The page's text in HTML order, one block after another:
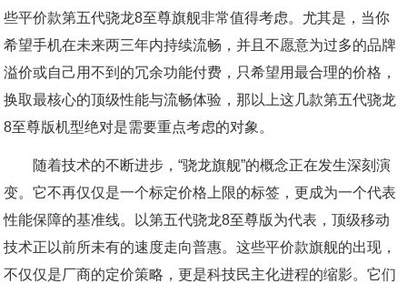
些平价款第五代骁龙8至尊旗舰非常值得考虑。尤其是，当你
希望手机在未来两三年内持续流畅，并且不愿意为过多的品牌
溢价或自己用不到的冗余功能付费，只希望用最合理的价格，
换取最核心的顶级性能与流畅体验，那以上这几款第五代骁龙
8至尊版机型绝对是需要重点考虑的对象。
随着技术的不断进步，“骁龙旗舰”的概念正在发生深刻演
变。它不再仅仅是一个标定价格上限的标签，更成为一个代表
性能保障的基准线。以第五代骁龙8至尊版为代表，顶级移动
技术正以前所未有的速度走向普惠。这些平价款旗舰的出现，
不仅仅是厂商的定价策略，更是科技民主化进程的缩影。它们